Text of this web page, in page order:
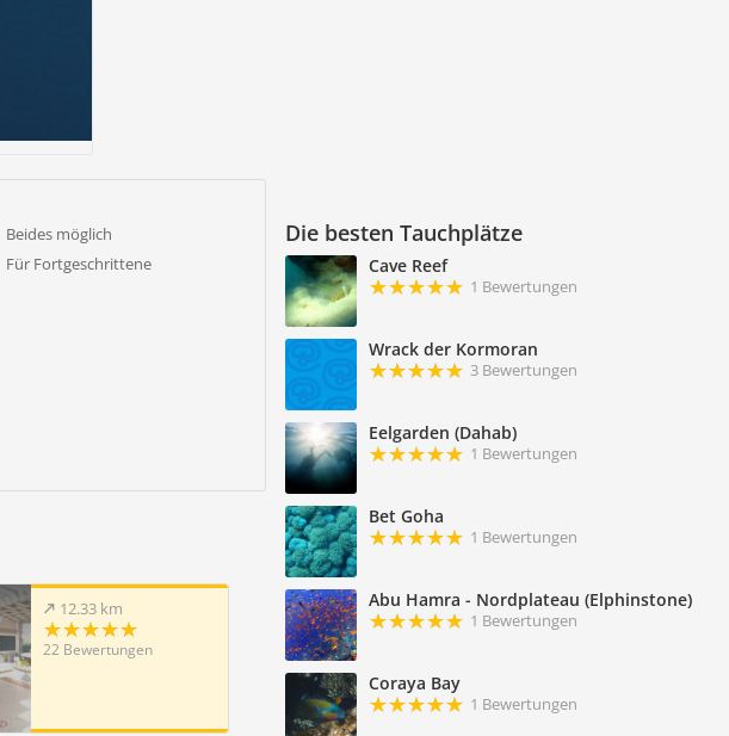
Die besten Tauchplätze
Cave Reef
1 Bewertungen
Wrack der Kormoran
3 Bewertungen
Eelgarden (Dahab)
1 Bewertungen
Bet Goha
1 Bewertungen
Abu Hamra - Nordplateau (Elphinstone)
1 Bewertungen
Coraya Bay
1 Bewertungen
Beides möglich
Für Fortgeschrittene
12.33 km
22 Bewertungen